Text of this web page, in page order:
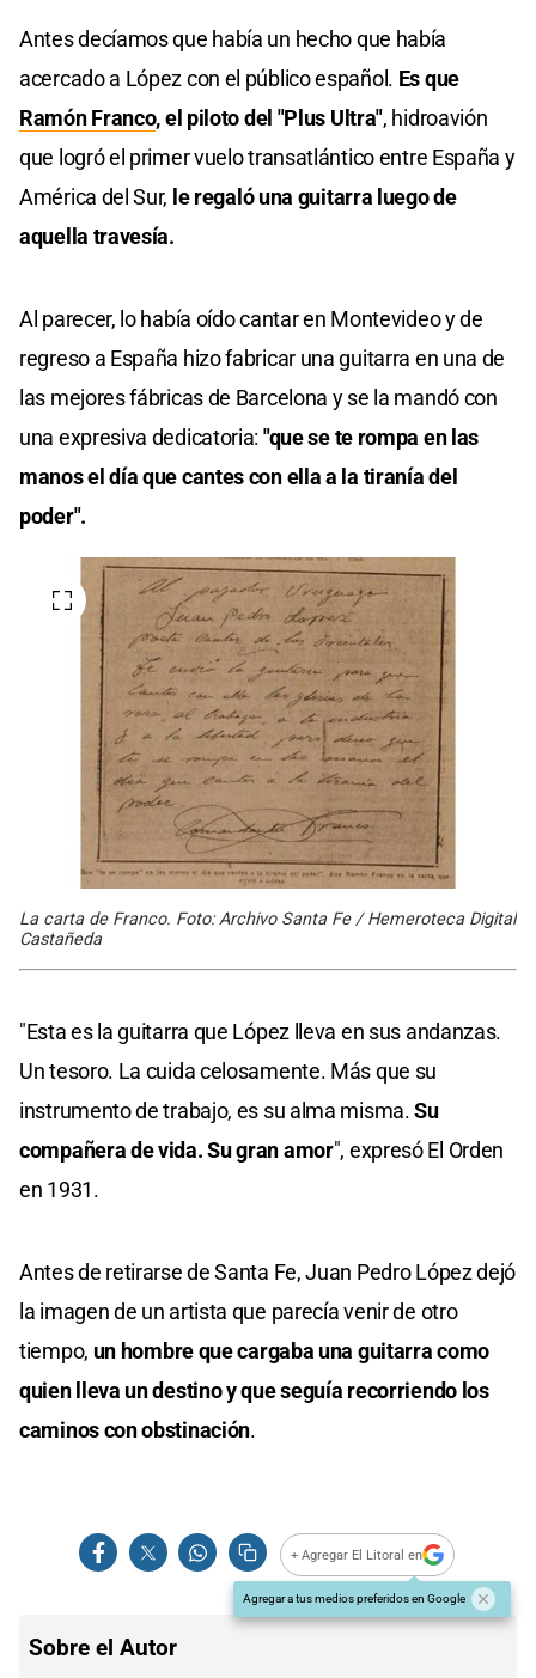
Antes decíamos que había un hecho que había
acercado a López con el público español. Es que
Ramón Franco, el piloto del "Plus Ultra", hidroavión
que logró el primer vuelo transatlántico entre España y
América del Sur, le regaló una guitarra luego de
aquella travesía.
Al parecer, lo había oído cantar en Montevideo y de
regreso a España hizo fabricar una guitarra en una de
las mejores fábricas de Barcelona y se la mandó con
una expresiva dedicatoria: "que se te rompa en las
manos el día que cantes con ella a la tiranía del
poder".
La carta de Franco. Foto: Archivo Santa Fe / Hemeroteca Digital
Castañeda
"Esta es la guitarra que López lleva en sus andanzas.
Un tesoro. La cuida celosamente. Más que su
instrumento de trabajo, es su alma misma.Su
compañera de vida. Su gran amor", expresó El Orden
en 1931.
Antes de retirarse de Santa Fe, Juan Pedro López dejó
la imagen de un artista que parecía venir de otro
tiempo, un hombre que cargaba una guitarra como
quien lleva un destino y que seguía recorriendo los
caminos con obstinación.
+ Agregar El Litoral en
Agregar a tus medios preferidos en Google
Sobre el Autor